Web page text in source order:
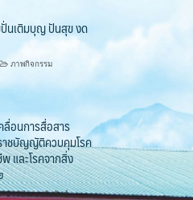
นเติมบุญ ปันสุข งด
ภาพกิจกรรม
อนการสื่อสาร
ชบัญญัติควบคุมโรค
และโรคจากสิ่ง
ข่าวประชาสัมพันธ์